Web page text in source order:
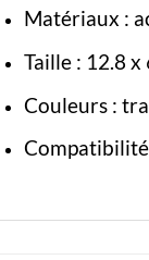
Matériaux :
Taille : 12.8 x
Couleurs :